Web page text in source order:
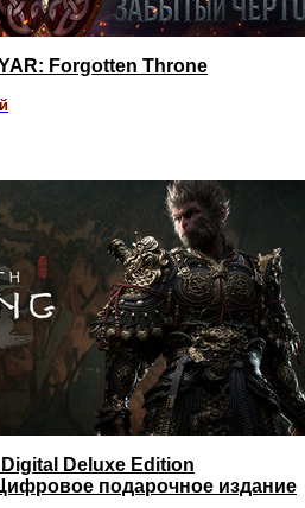
Forgotten Throne
Deluxe Edition
подарочное издание